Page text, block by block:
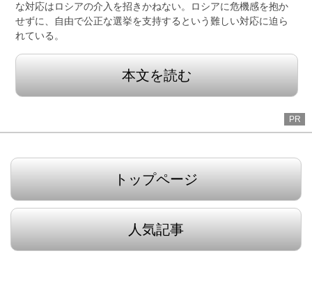
な対応はロシアの介入を招きかねない。ロシアに危機感を抱か
せずに、自由で公正な選挙を支持するという難しい対応に迫ら
れている。
本文を読む
PR
トップページ
人気記事